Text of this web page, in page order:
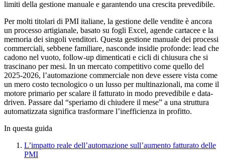
limiti della gestione manuale e garantendo una crescita prevedibile.
Per molti titolari di PMI italiane, la gestione delle vendite è ancora
un processo artigianale, basato su fogli Excel, agende cartacee e la
memoria dei singoli venditori. Questa gestione manuale dei processi
commerciali, sebbene familiare, nasconde insidie profonde: lead che
cadono nel vuoto, follow-up dimenticati e cicli di chiusura che si
trascinano per mesi. In un mercato competitivo come quello del
2025-2026, l’automazione commerciale non deve essere vista come
un mero costo tecnologico o un lusso per multinazionali, ma come il
motore primario per scalare il fatturato in modo prevedibile e data-
driven. Passare dal “speriamo di chiudere il mese” a una struttura
automatizzata significa trasformare l’inefficienza in profitto.
In questa guida
L’impatto reale dell’automazione sull’aumento fatturato delle
PMI